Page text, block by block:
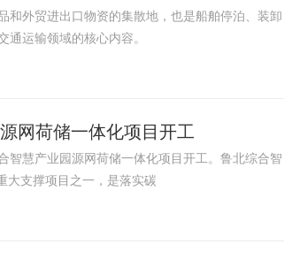
和外贸进出口物资的集散地，也是船舶停泊、装卸
交通运输领域的核心内容。
网荷储一体化项目开工
智慧产业园源网荷储一体化项目开工。鲁北综合智
大支撑项目之一，是落实碳